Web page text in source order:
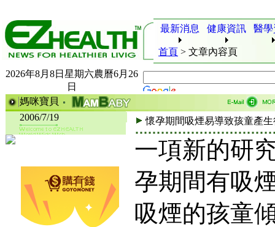
最新消息 健康資訊 醫
首頁 > 文章內容頁
2026年8月8日星期六農曆6月26
日
媽咪寶貝
2006/7/19
懷孕期間吸煙易導致孩童產
一項新的研
孕期間有吸
吸煙的孩童